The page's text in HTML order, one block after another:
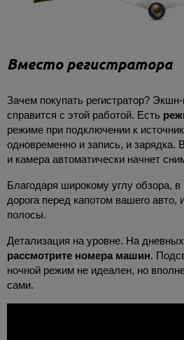
Вместо регистратора
Зачем покупать регистратор?
справится с этой работой. Есть
режиме при подключении к
одновременно и запись, и зарядка.
и камера автоматически начнет
Благодаря широкому углу обзора, в
дорога перед капотом вашего
полосы.
Детализация на уровне. На
рассмотрите номера машин.
ночной режим не идеален, но
сами.